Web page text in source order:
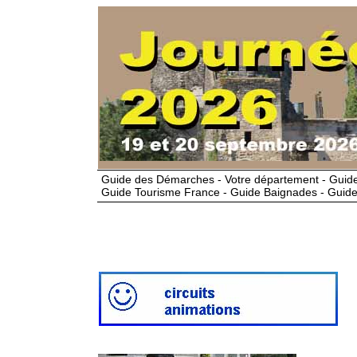
Guide des Démarches - Votre département -
Guide Tourisme France - Guide Baignades -